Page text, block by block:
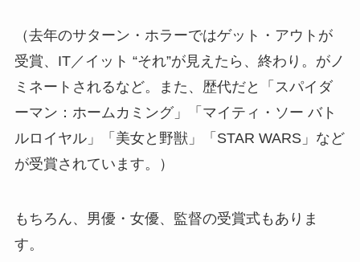
（去年のサターン・ホラーではゲット・アウトが
受賞、IT／イット “それ”が見えたら、終わり。がノ
ミネートされるなど。また、歴代だと「スパイダ
ーマン：ホームカミング」「マイティ・ソー バト
ルロイヤル」「美女と野獣」「STAR WARS」など
が受賞されています。）
もちろん、男優・女優、監督の受賞式もありま
す。